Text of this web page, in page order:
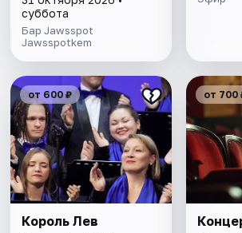
суббота
Бар Jawsspot
Jawsspotkem
от 600 ₽
Король Лев
от 700